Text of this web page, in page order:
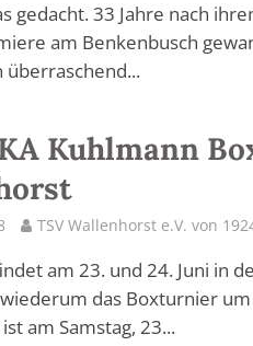
gedacht. 33 Jahre nach
am Benkenbusch
überraschend...
Kuhlmann
TSV Wallenhorst e.V. von
am 23. und 24. Juni in
das Boxturnier
am Samstag, 23...